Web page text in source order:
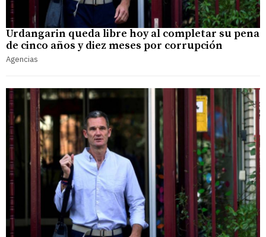
Urdangarin queda libre hoy al completar su pena
de cinco años y diez meses por corrupción
Agencias